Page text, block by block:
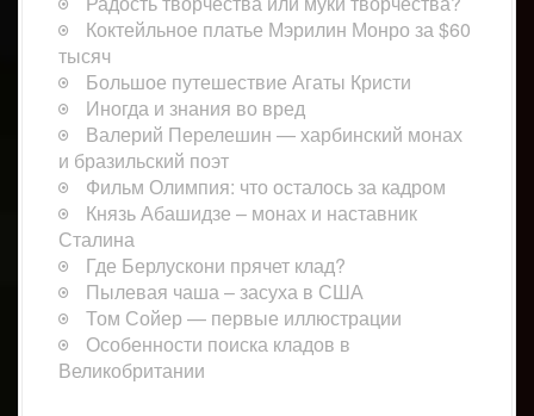
Коктейльное платье Мэрилин Монро за $60
тысяч
Большое путешествие Агаты Кристи
Иногда и знания во вред
Валерий Перелешин — харбинский монах
и бразильский поэт
Фильм Олимпия: что осталось за кадром
Князь Абашидзе – монах и наставник
Сталина
Где Берлускони прячет клад?
Пылевая чаша – засуха в США
Том Сойер — первые иллюстрации
Особенности поиска кладов в
Великобритании